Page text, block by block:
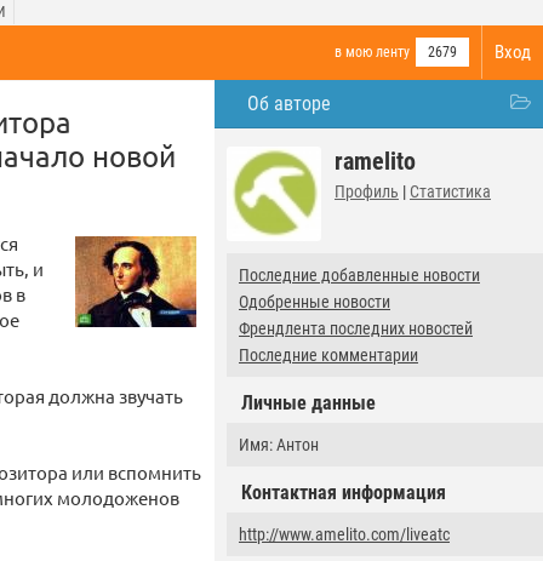
Вход
в мою ленту 2679
Об авторе
ramelito
Профиль | Статистика
Последние добавленные новости
Одобренные новости
Френдлента последних новостей
Последние комментарии
Личные данные
Имя: Антон
Контактная информация
http://www.amelito.com/liveatc
новой
и
в
должна звучать
или вспомнить
молодоженов